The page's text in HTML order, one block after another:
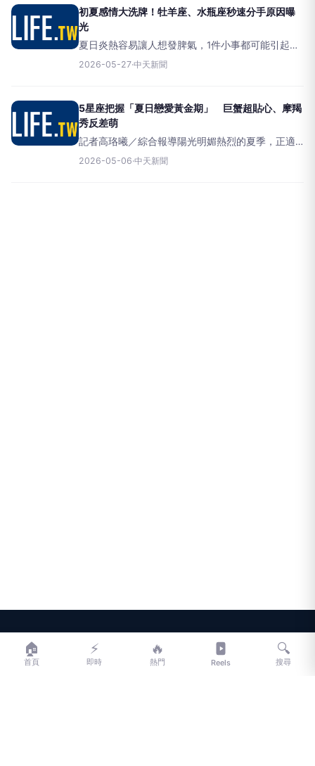
水瓶座、牡羊座、金牛
初夏感情大洗牌！牡羊座、水瓶座秒速分手原因曝
光
夏日炎熱容易讓人想發脾氣，1件小事都可能引起可
怕的爭執，清水孟國際塔羅雲蔚老師點名5星座初夏
絲的關鍵點，恢復單
2026-05-27·中天新聞
5星座把握「夏日戀愛黃金期」 巨蟹超貼心、摩羯
秀反差萌
記者高珞曦／綜合報導陽光明媚熱烈的夏季，正適
合談場甜蜜戀愛，讓感情迅速「升溫」，清水孟國
2026-05-06·中天新聞
LIFE
LIFE 生活網是台灣領先的生活資訊平台，提供即時新聞、生活、健康、
🏠
首頁
⚡
即時
🔥
熱門 Reels
🔍
搜尋